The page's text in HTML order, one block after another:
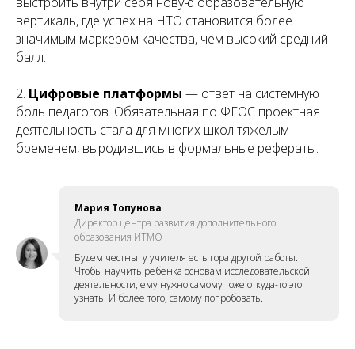
вертикаль, где успех на НТО становится более
значимым маркером качества, чем высокий средний
балл.
2. Цифровые платформы — ответ на системную
боль педагогов. Обязательная по ФГОС проектная
деятельность стала для многих школ тяжелым
бременем, выродившись в формальные рефераты.
Мария Топунова
Директор центра развития дополнительного
образования ИТМО
Будем честны: у учителя есть гора другой работы.
Чтобы научить ребенка основам исследовательской
деятельности, ему нужно самому тоже откуда-то это
узнать. И более того, самому попробовать.